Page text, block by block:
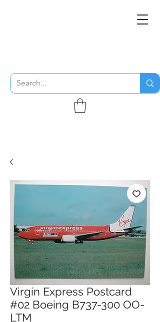
Virgin Express Postcard
#02 Boeing B737-300 OO-
LTM